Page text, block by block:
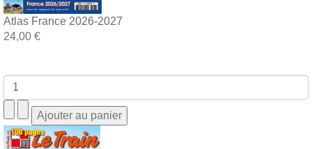
Atlas France 2026-2027
24,00 €